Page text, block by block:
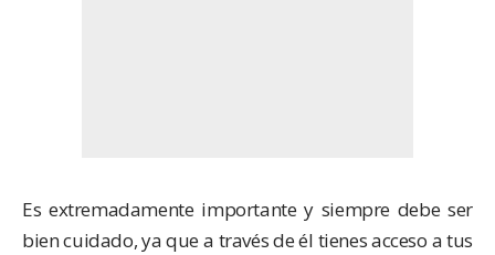
Es extremadamente importante y siempre debe ser
bien cuidado, ya que a través de él tienes acceso a tus